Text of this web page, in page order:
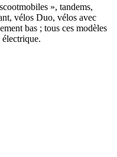
», tandems,
vélos Duo, vélos avec
bas ; tous ces modèles